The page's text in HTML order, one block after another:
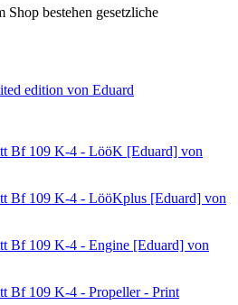
Shop bestehen gesetzliche
edition von Eduard
Bf 109 K-4 - LööK [Eduard] von
Bf 109 K-4 - LööKplus [Eduard] von
Bf 109 K-4 - Engine [Eduard] von
Bf 109 K-4 - Propeller - Print